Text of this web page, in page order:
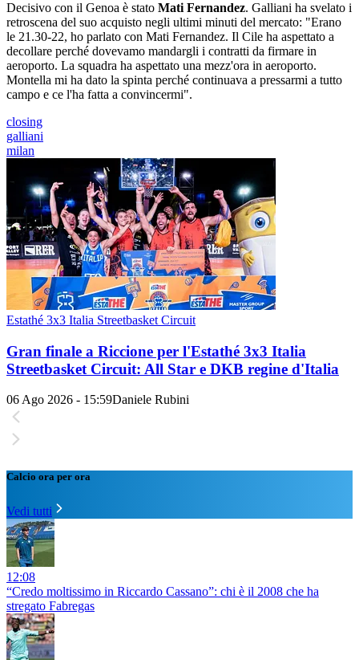
Decisivo con il Genoa è stato Mati Fernandez. Galliani ha svelato i
retroscena del suo acquisto negli ultimi minuti del mercato: "Erano
le 21.30-22, ho parlato con Mati Fernandez. Il Cile ha aspettato a
decollare perché dovevamo mandargli i contratti da firmare in
aeroporto. La squadra ha aspettato una mezz'ora in aeroporto.
Montella mi ha dato la spinta perché continuava a pressarmi a tutto
campo e ce l'ha fatta a convincermi".
closing
galliani
milan
Estathé 3x3 Italia Streetbasket Circuit
Gran finale a Riccione per l'Estathé 3x3 Italia
Streetbasket Circuit: All Star e DKB regine d'Italia
06 Ago 2026 - 15:59Daniele Rubini
Calcio ora per ora
Vedi tutti
12:08
“Credo moltissimo in Riccardo Cassano”: chi è il 2008 che ha
stregato Fabregas